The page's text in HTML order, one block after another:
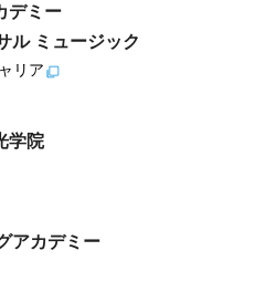
デミー
ル ミュージック
リア
学院
アカデミー